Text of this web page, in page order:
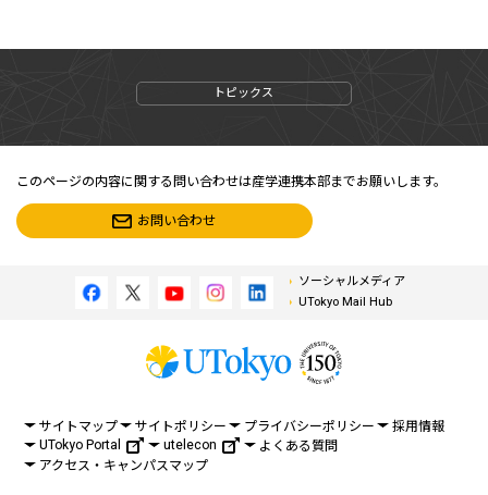
トピックス
このページの内容に関する問い合わせは産学連携本部までお願いします。
お問い合わせ
ソーシャルメディア
UTokyo Mail Hub
サイトマップ サイトポリシー プライバシーポリシー
採用情報
UTokyo Portal
utelecon
よくある質問
アクセス・キャンパスマップ